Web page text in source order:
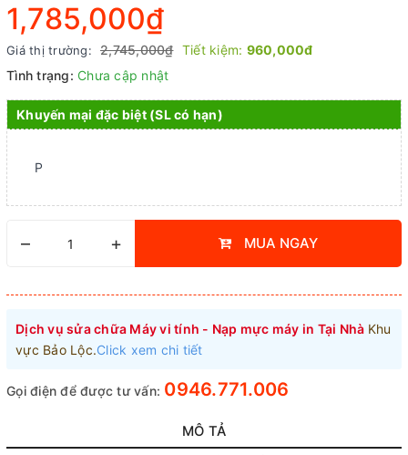
1,785,000₫
Giá thị trường: 2,745,000₫ Tiết kiệm: 960,000đ
Tình trạng: Chưa cập nhật
Khuyến mại đặc biệt (SL có hạn)
P
– + MUA NGAY
Dịch vụ sửa chữa Máy vi tính - Nạp mực máy in Tại Nhà Khu
vực Bảo Lộc.Click xem chi tiết
Gọi điện để được tư vấn: 0946.771.006
MÔ TẢ